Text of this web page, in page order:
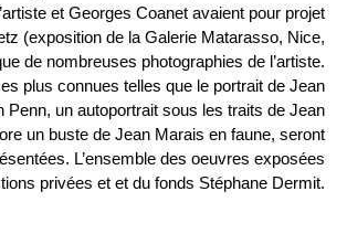
et Georges Coanet avaient pour projet
(exposition de la Galerie Matarasso, Nice,
de nombreuses photographies de l’artiste.
plus connues telles que le portrait de Jean
Penn, un autoportrait sous les traits de Jean
un buste de Jean Marais en faune, seront
L’ensemble des oeuvres exposées
privées et et du fonds Stéphane Dermit.